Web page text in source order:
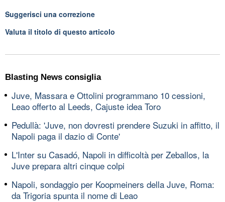
Suggerisci una correzione
Valuta il titolo di questo articolo
Blasting News consiglia
Juve, Massara e Ottolini programmano 10 cessioni,
Leao offerto al Leeds, Cajuste idea Toro
Pedullà: 'Juve, non dovresti prendere Suzuki in affitto, il
Napoli paga il dazio di Conte'
L'Inter su Casadó, Napoli in difficoltà per Zeballos, la
Juve prepara altri cinque colpi
Napoli, sondaggio per Koopmeiners della Juve, Roma:
da Trigoria spunta il nome di Leao